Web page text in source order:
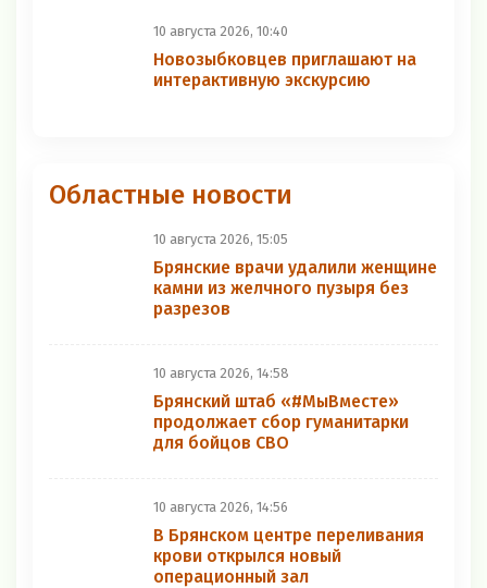
10 августа 2026, 10:40
Новозыбковцев приглашают на
интерактивную экскурсию
Областные новости
10 августа 2026, 15:05
Брянские врачи удалили женщине
камни из желчного пузыря без
разрезов
10 августа 2026, 14:58
Брянский штаб «#МыВместе»
продолжает сбор гуманитарки
для бойцов СВО
10 августа 2026, 14:56
В Брянском центре переливания
крови открылся новый
операционный зал